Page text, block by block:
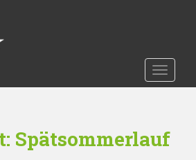
Spätsommerlauf